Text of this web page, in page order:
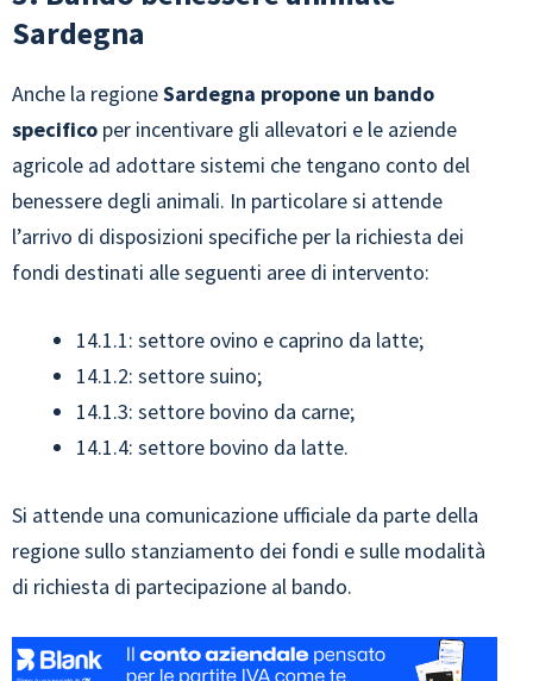
Sardegna
Anche la regioneSardegna propone un bando
specifico per incentivare gli allevatori e le aziende
agricole ad adottare sistemi che tengano conto del
benessere degli animali. In particolare si attende
l’arrivo di disposizioni specifiche per la richiesta dei
fondi destinati alle seguenti aree di intervento:
14.1.1: settore ovino e caprino da latte;
14.1.2: settore suino;
14.1.3: settore bovino da carne;
14.1.4: settore bovino da latte.
Si attende una comunicazione ufficiale da parte della
regione sullo stanziamento dei fondi e sulle modalità
di richiesta di partecipazione al bando.